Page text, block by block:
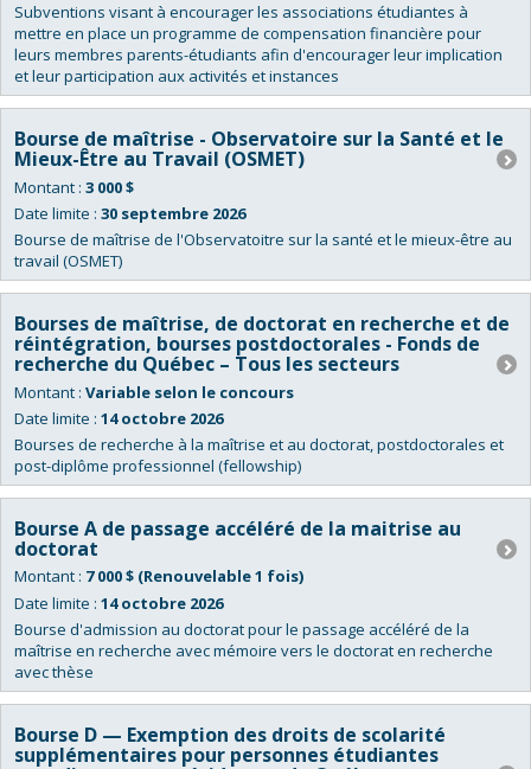
Subventions visant à encourager les associations étudiantes à
mettre en place un programme de compensation financière pour
leurs membres parents-étudiants afin d'encourager leur implication
et leur participation aux activités et instances
Bourse de maîtrise - Observatoire sur la Santé et le
Mieux-Être au Travail (OSMET)
Montant : 3 000 $
Date limite : 30 septembre 2026
Bourse de maîtrise de l'Observatoitre sur la santé et le mieux-être au
travail (OSMET)
Bourses de maîtrise, de doctorat en recherche et de
réintégration, bourses postdoctorales - Fonds de
recherche du Québec – Tous les secteurs
Montant : Variable selon le concours
Date limite : 14 octobre 2026
Bourses de recherche à la maîtrise et au doctorat, postdoctorales et
post-diplôme professionnel (fellowship)
Bourse A de passage accéléré de la maitrise au
doctorat
Montant : 7 000 $ (Renouvelable 1 fois)
Date limite : 14 octobre 2026
Bourse d'admission au doctorat pour le passage accéléré de la
maîtrise en recherche avec mémoire vers le doctorat en recherche
avec thèse
Bourse D — Exemption des droits de scolarité
supplémentaires pour personnes étudiantes